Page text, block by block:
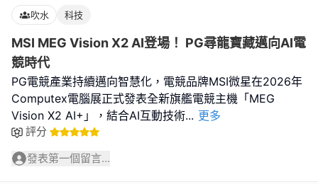
吹水 科技
MSI MEG Vision X2 AI登場！ PG尋龍寶藏邁向AI電
競時代
PG電競產業持續邁向智慧化，電競品牌MSI微星在2026年
Computex電腦展正式發表全新旗艦電競主機「MEG
Vision X2 AI+」，結合AI互動技術... 更多
評分
發表第一個留言...